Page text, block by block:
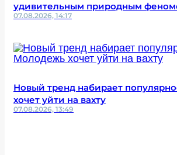
удивительным природным
07.08.2026, 14:17
Новый тренд набирает
хочет уйти на вахту
07.08.2026, 13:49